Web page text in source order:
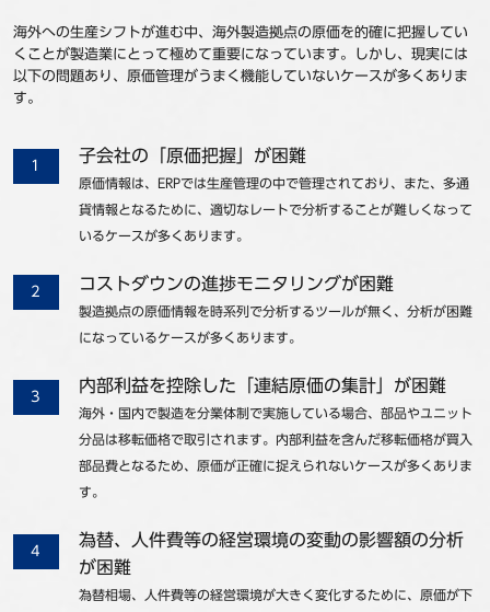
株主・投資家情報 採用情報
海外への生産シフトが進む中、海外製造拠点の原価を的確に把握してい
くことが製造業にとって極めて重要になっています。しかし、現実には
以下の問題あり、原価管理がうまく機能していないケースが多くありま
す。
子会社の「原価把握」が困難
原価情報は、ERPでは生産管理の中で管理されており、また、多通
貨情報となるために、適切なレートで分析することが難しくなって
いるケースが多くあります。
コストダウンの進捗モニタリングが困難
製造拠点の原価情報を時系列で分析するツールが無く、分析が困難
になっているケースが多くあります。
内部利益を控除した「連結原価の集計」が困難
海外・国内で製造を分業体制で実施している場合、部品やユニット
分品は移転価格で取引されます。内部利益を含んだ移転価格が買入
部品費となるため、原価が正確に捉えられないケースが多くありま
す。
為替、人件費等の経営環境の変動の影響額の分析
が困難
為替相場、人件費等の経営環境が大きく変化するために、原価が下